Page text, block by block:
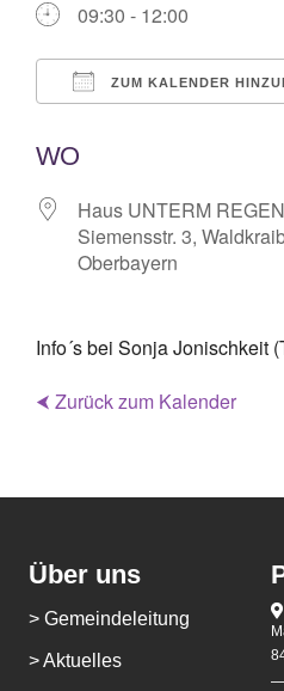
09:30 - 12:00
ZUM KALENDER
WO
Haus UNTERM
Siemensstr. 3,
Oberbayern
Info´s bei Sonja Jonischkeit
⮜ Zurück zum Kalender
Über uns
> Gemeindeleitung
> Aktuelles